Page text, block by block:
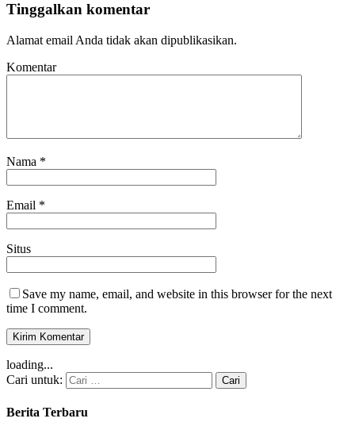
Tinggalkan komentar
Alamat email Anda tidak akan dipublikasikan.
Komentar
Nama *
Email *
Situs
Save my name, email, and website in this browser for the next
time I comment.
loading...
Cari untuk:
Berita Terbaru